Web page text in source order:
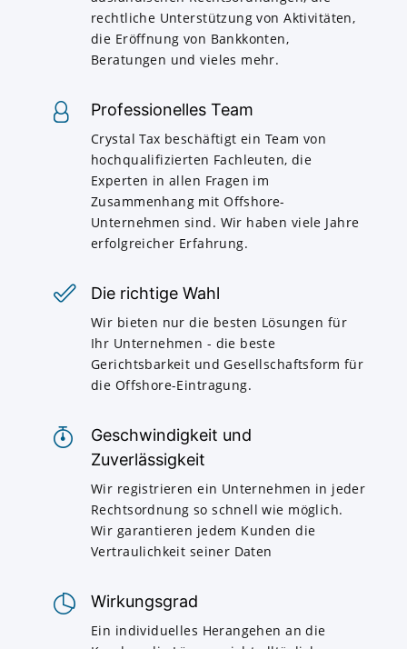
rechtliche Unterstützung von Aktivitäten,
die Eröffnung von Bankkonten,
Beratungen und vieles mehr.
Professionelles Team
Crystal Tax beschäftigt ein Team von
hochqualifizierten Fachleuten, die
Experten in allen Fragen im
Zusammenhang mit Offshore-
Unternehmen sind. Wir haben viele Jahre
erfolgreicher Erfahrung.
Die richtige Wahl
Wir bieten nur die besten Lösungen für
Ihr Unternehmen - die beste
Gerichtsbarkeit und Gesellschaftsform für
die Offshore-Eintragung.
Geschwindigkeit und
Zuverlässigkeit
Wir registrieren ein Unternehmen in jeder
Rechtsordnung so schnell wie möglich.
Wir garantieren jedem Kunden die
Vertraulichkeit seiner Daten
Wirkungsgrad
Ein individuelles Herangehen an die